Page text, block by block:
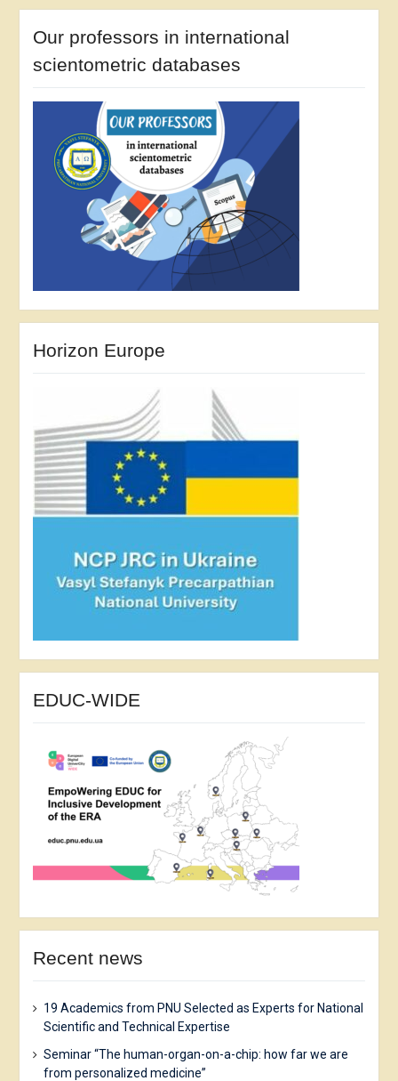
Our professors in international
scientometric databases
Horizon Europe
EDUC-WIDE
Recent news
19 Academics from PNU Selected as Experts for National
Scientific and Technical Expertise
Seminar “The human-organ-on-a-chip: how far we are
from personalized medicine”